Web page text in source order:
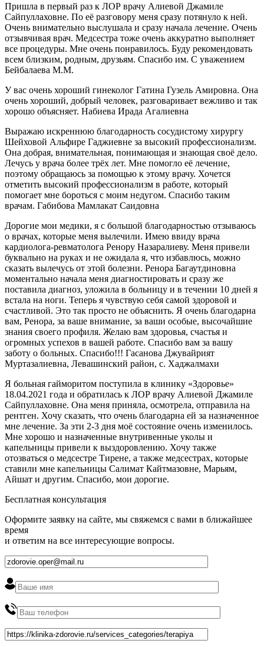
Пришла в первый раз к ЛОР врачу Алиевой Джамиле
Сайпуллаховне. По её разговору меня сразу потянуло к ней.
Очень внимательно выслушала и сразу начала лечение. Очень
отзывчивая врач. Медсестра тоже очень аккуратно выполняет
все процедуры. Мне очень понравилось. Буду рекомендовать
всем близким, родным, друзьям. Спасибо им. С уважением
Бейбалаева М.М.
У вас очень хороший гинеколог Гатина Гузель Амировна. Она
очень хороший, добрый человек, разговаривает вежливо и так
хорошо объясняет. Набиева Ирада Агалиевна
Выражаю искреннюю благодарность сосудистому хирургу
Шейховой Альфире Гаджиевне за высокий профессионализм.
Она добрая, внимательная, понимающая и знающая своё дело.
Лечусь у врача более трёх лет. Мне помогло её лечение,
поэтому обращаюсь за помощью к этому врачу. Хочется
отметить высокий профессионализм в работе, который
помогает мне бороться с моим недугом. Спасибо таким
врачам. Габибова Мамлакат Саидовна
Дорогие мои медики, я с большой благодарностью отзываюсь
о врачах, которые меня вылечили. Имею ввиду врача
кардиолога-ревматолога Ренору Назаралиеву. Меня привели
буквально на руках и не ожидала я, что избавлюсь, можно
сказать вылечусь от этой болезни. Ренора Багаутдиновна
моментально начала меня диагностировать и сразу же
поставила диагноз, уложила в больницу и в течении 10 дней я
встала на ноги. Теперь я чувствую себя самой здоровой и
счастливой. Это так просто не объяснить. Я очень благодарна
вам, Ренора, за ваше внимание, за ваши особые, высочайшие
знания своего профиля. Желаю вам здоровья, счастья и
огромных успехов в вашей работе. Спасибо вам за вашу
заботу о больных. Спасибо!!! Гасанова Джувайрият
Муртазалиевна, Левашинский район, с. Хаджалмахи
Я больная гайморитом поступила в клинику «Здоровье»
18.04.2021 года и обратилась к ЛОР врачу Алиевой Джамиле
Сайпуллаховне. Она меня приняла, осмотрела, отправила на
рентген. Хочу сказать, что очень благодарна ей за назначенное
мне лечение. За эти 2-3 дня моё состояние очень изменилось.
Мне хорошо и назначенные внутривенные уколы и
капельницы привели к выздоровлению. Хочу также
отозваться о медсестре Тирене, а также медсестрах, которые
ставили мне капельницы Салимат Кайтмазовне, Марьям,
Айшат и другим. Спасибо, мои дорогие.
Бесплатная консультация
Оформите заявку на сайте, мы свяжемся с вами в ближайшее
время
и ответим на все интересующие вопросы.